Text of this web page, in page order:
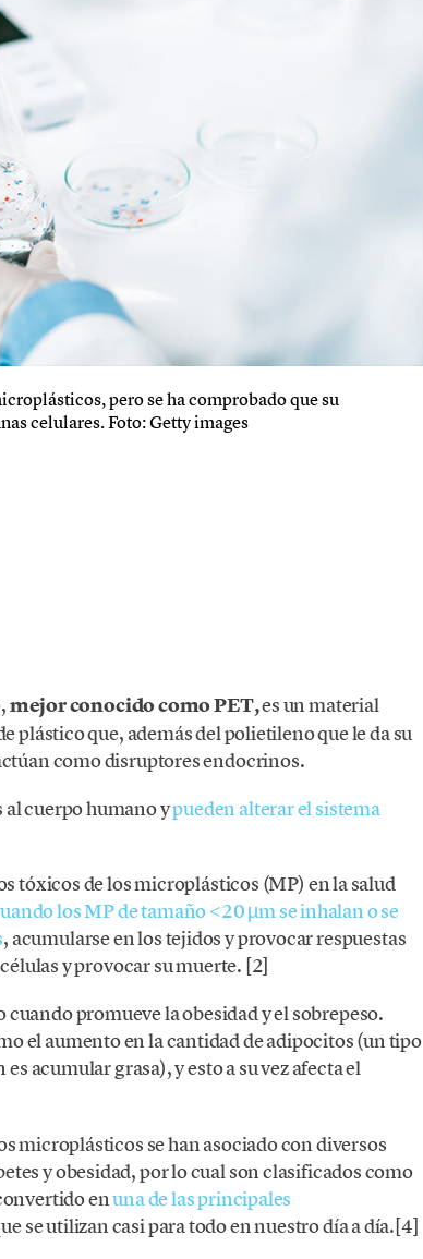
pero se ha comprobado que su
celulares. Foto: Getty images
mejor conocido como PET,es un material
plástico que, además del polietileno que le da su
como disruptores endocrinos.
al cuerpo humano ypueden alterar el sistema
tóxicos de los microplásticos (MP) en la salud
los MP de tamaño <20 µm se inhalan o se
, acumularse en los tejidos y provocar respuestas
y provocar su muerte. [2]
promueve la obesidad y el sobrepeso.
el aumento en la cantidad de adipocitos (un tipo
acumular grasa), y esto a su vez afecta el
microplásticos se han asociado con diversos
y obesidad, por lo cual son clasificados como
enuna de las principales
se utilizan casi para todo en nuestro día a día.[4]